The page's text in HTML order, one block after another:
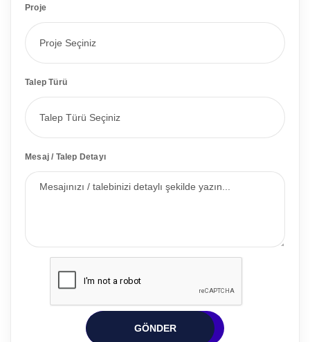
Proje
Talep Türü
Mesaj / Talep Detayı
GÖNDER